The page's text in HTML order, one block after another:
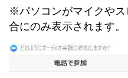
※パソコンがマイクや
合にのみ表示されます。